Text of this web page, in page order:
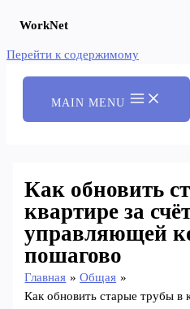
WorkNet
Перейти к содержимому
MAIN MENU
Как обновить
квартире за
управляющей
пошагово
Главная
Общая
Как обновить старые трубы в